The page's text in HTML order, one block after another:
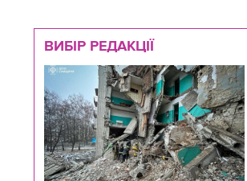
ВИБІР РЕДАКЦІЇ